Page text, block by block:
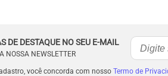
DE DESTAQUE NO SEU E-MAIL
NOSSA NEWSLETTER
você concorda com nosso Termo de